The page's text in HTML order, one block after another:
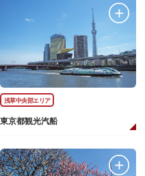
浅草中央部エリア
東京都観光汽船